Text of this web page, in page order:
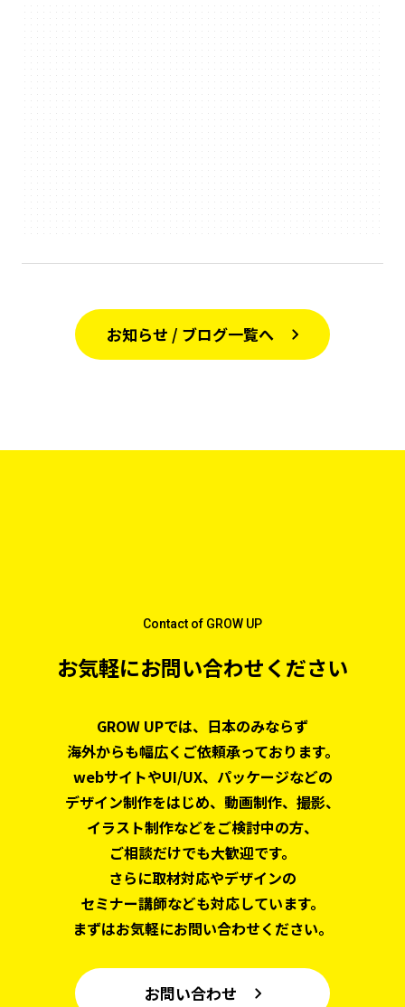
お知らせ / ブログ一覧へ
お気軽にお問い合わせください
Contact of GROW UP
GROW UPでは、日本のみならず
海外からも幅広くご依頼承っております。
webサイトやUI/UX、パッケージなどの
デザイン制作をはじめ、 動画制作、撮影、
イラスト制作などをご検討中の方、
ご相談だけでも大歓迎です。
さらに取材対応やデザインの
セミナー講師なども対応しています。
まずはお気軽にお問い合わせください。
お問い合わせ